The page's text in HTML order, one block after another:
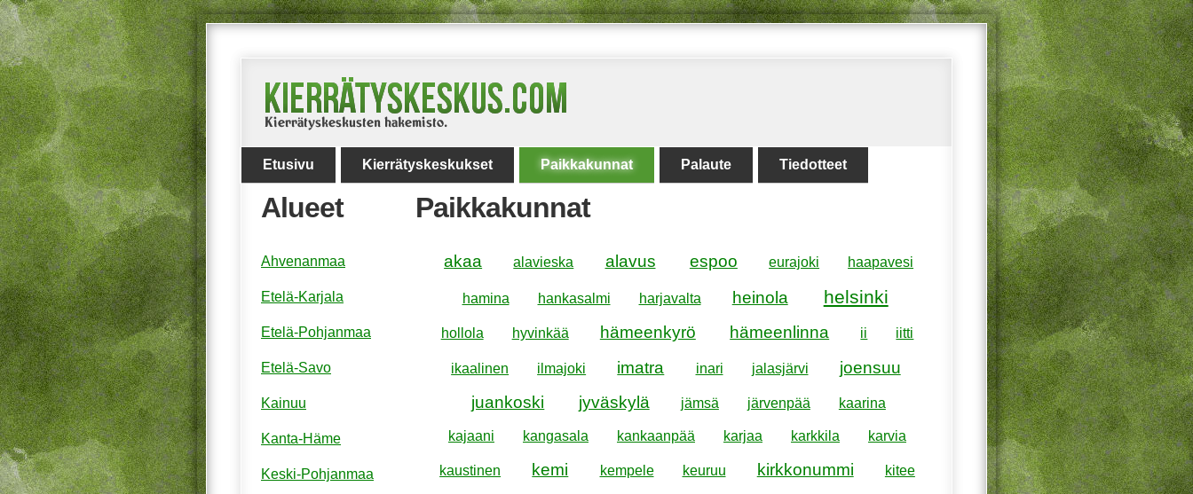
Etusivu Kierrätyskeskukset Paikkakunnat Palaute Tiedotteet
Paikkakunnat
akaa alavieska alavus espoo eurajoki haapavesi
hamina hankasalmi harjavalta heinola helsinki
hollola hyvinkää hämeenkyrö hämeenlinna ii iitti
ikaalinen ilmajoki imatra inari jalasjärvi
joensuu
juankoski
jyväskylä jämsä järvenpää kaarina
kajaani kangasala kankaanpää karjaa karkkila karvia
kaustinen kemi kempele keuruu kirkkonummi kitee
Alueet
Ahvenanmaa
Etelä-Karjala
Etelä-Pohjanmaa
Etelä-Savo
Kainuu
Kanta-Häme
Keski-Pohjanmaa